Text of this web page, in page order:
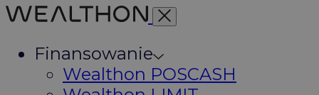
Finansowanie
Wealthon POSCASH